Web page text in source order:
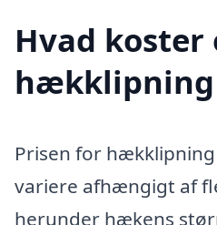
Hvad koster
hækklipning
Prisen for hækklipning
variere afhængigt af
herunder hækens